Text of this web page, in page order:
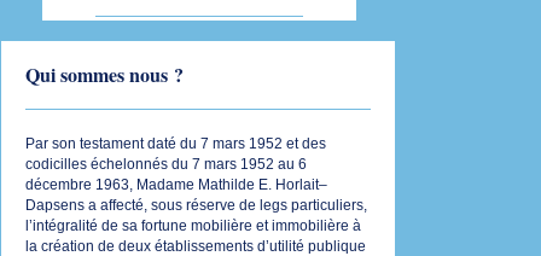
Qui sommes nous ?
Par son testament daté du 7 mars 1952 et des
codicilles échelonnés du 7 mars 1952 au 6
décembre 1963, Madame Mathilde E. Horlait–
Dapsens a affecté, sous réserve de legs particuliers,
l’intégralité de sa fortune mobilière et immobilière à
la création de deux établissements d’utilité publique